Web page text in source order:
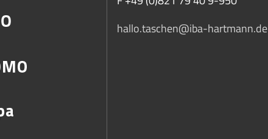
hallo.taschen@iba-hartmann.de